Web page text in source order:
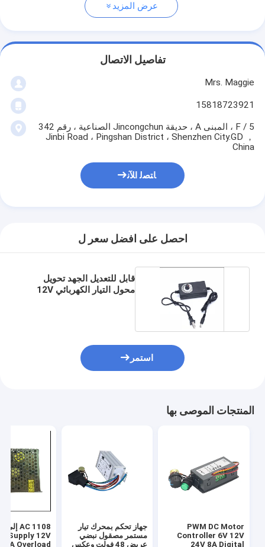
عرض المزيد
تفاصيل الاتصال
Mrs. Maggie
15818723921
5 / F ، المبنى A ، حديقة Jincongchun الصناعية ، رقم 342
Jinbi Road ، Pingshan District ، Shenzhen City.GD ，
China
ﺎﺘﺼﻟ ﺍﻶﻧ
احصل على افضل سعر ل
قابل للتعديل الجهد تحويل
محول التيار الكهربائي 12V
استمر
المنتجات الموصى بها
PWM DC Motor
Controller 6V 12V
24V 8A Digital
جهاز تحكم بمحرك تيار
مستمر مصقول نبضي
عريض 48 فولت وعكس
Supply 12V
Overload